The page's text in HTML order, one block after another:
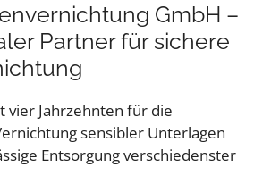
GmbH –
Partner für sichere
vier Jahrzehnten für die
sensibler Unterlagen
Entsorgung verschiedenster